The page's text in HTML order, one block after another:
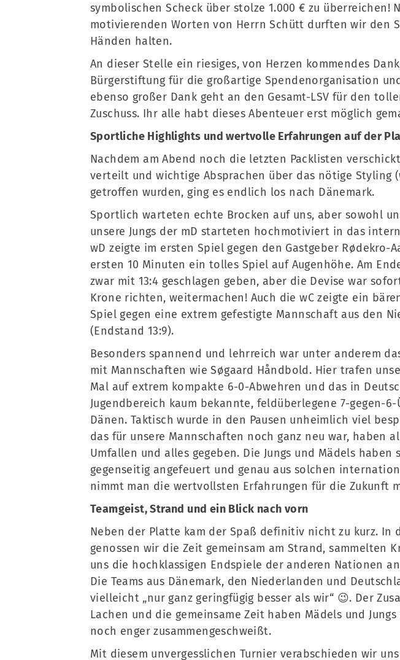
symbolischen Scheck über stolze 1.000 € zu überreichen!
motivierenden Worten von Herrn Schütt durften wir den
Händen halten.
An dieser Stelle ein riesiges, von Herzen kommendes
Bürgerstiftung für die großartige Spendenorganisation
ebenso großer Dank geht an den Gesamt-LSV für den
Zuschuss. Ihr alle habt dieses Abenteuer erst möglich
Sportliche Highlights und wertvolle Erfahrungen auf der
Nachdem am Abend noch die letzten Packlisten
verteilt und wichtige Absprachen über das nötige Styling
getroffen wurden, ging es endlich los nach Dänemark.
Sportlich warteten echte Brocken auf uns, aber sowohl
unsere Jungs der mD starteten hochmotiviert in das
wD zeigte im ersten Spiel gegen den Gastgeber Rødekro-
ersten 10 Minuten ein tolles Spiel auf Augenhöhe. Am
zwar mit 13:4 geschlagen geben, aber die Devise war
Krone richten, weitermachen! Auch die wC zeigte ein
Spiel gegen eine extrem gefestigte Mannschaft aus den
(Endstand 13:9).
Besonders spannend und lehrreich war unter anderem
mit Mannschaften wie Søgaard Håndbold. Hier trafen
Mal auf extrem kompakte 6-0-Abwehren und das in
Jugendbereich kaum bekannte, feldüberlegene 7-gegen-
Dänen. Taktisch wurde in den Pausen unheimlich viel
das für unsere Mannschaften noch ganz neu war, haben
Umfallen und alles gegeben. Die Jungs und Mädels haben
gegenseitig angefeuert und genau aus solchen
nimmt man die wertvollsten Erfahrungen für die Zukunft
Teamgeist, Strand und ein Blick nach vorn
Neben der Platte kam der Spaß definitiv nicht zu kurz. In
genossen wir die Zeit gemeinsam am Strand, sammelten
uns die hochklassigen Endspiele der anderen Nationen
Die Teams aus Dänemark, den Niederlanden und
vielleicht „nur ganz geringfügig besser als wir“ 😉. Der
Lachen und die gemeinsame Zeit haben Mädels und
noch enger zusammengeschweißt.
Mit diesem unvergesslichen Turnier verabschieden wir